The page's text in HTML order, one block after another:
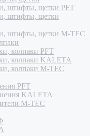
штифты, щетки PFT
штифты, щетки
штифты, щетки M-TEC
колпаки PFT
колпаки KALETA
колпаки M-TEC
PFT
KALETA
M-TEC